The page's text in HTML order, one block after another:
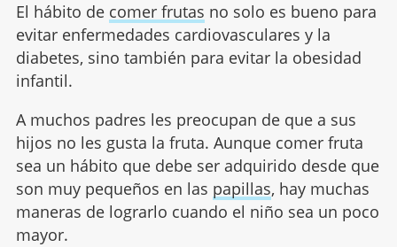
El hábito de comer frutas no solo es bueno para
evitar enfermedades cardiovasculares y la
diabetes, sino también para evitar la obesidad
infantil.
A muchos padres les preocupan de que a sus
hijos no les gusta la fruta. Aunque comer fruta
sea un hábito que debe ser adquirido desde que
son muy pequeños en las papillas, hay muchas
maneras de lograrlo cuando el niño sea un poco
mayor.